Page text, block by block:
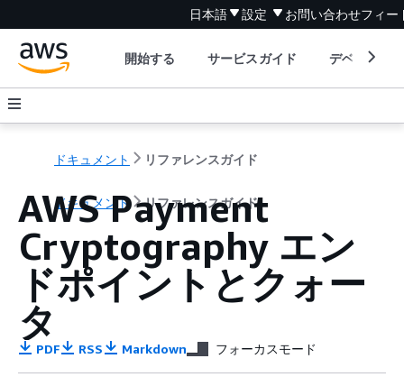
日本語 設定 お問い合わせフィー
開始する サービスガイド デベロッパ
ドキュメント リファレンスガイド
ドキュメント リファレンスガイド
AWS Payment
Cryptography エン
ドポイントとクォー
タ
PDF RSS Markdown フォーカスモード